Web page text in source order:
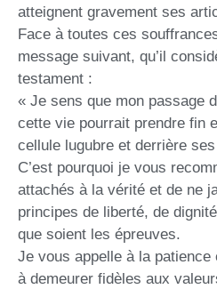
atteignent gravement ses
Face à toutes ces
message suivant, qu’il
testament :
« Je sens que mon passage
cette vie pourrait prendre fin
cellule lugubre et derrière
C’est pourquoi je vous
attachés à la vérité et de ne
principes de liberté, de
que soient les épreuves.
Je vous appelle à la
à demeurer fidèles aux